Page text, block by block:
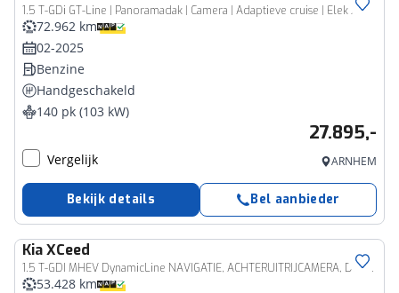
1.5 T-GDi GT-Line | Panoramadak | Camera | Adaptieve cruise | Elek Achterklep | 18"Lichtmetaal | Navigatie |
72.962 km
02-2025
Benzine
Handgeschakeld
140 pk (103 kW)
27.895,-
Vergelijk ARNHEM
Bekijk details Bel aanbieder
KiaXCeed
1.5 T-GDI MHEV DynamicLine NAVIGATIE, ACHTERUITRIJCAMERA, DEALER ONDERHOUDEN
53.428 km